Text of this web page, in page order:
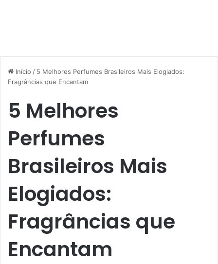
Início / 5 Melhores Perfumes Brasileiros Mais Elogiados:
Fragrâncias que Encantam
5 Melhores
Perfumes
Brasileiros Mais
Elogiados:
Fragrâncias que
Encantam